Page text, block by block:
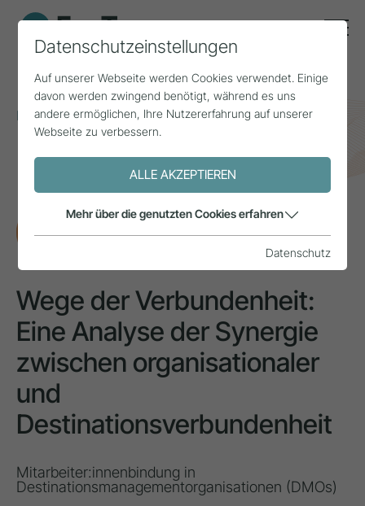
Home Themen
Arbeitskräfte
Wege der Verbundenheit: Eine Analyse der Synergie
zwischen organisationaler und
Destinationsverbundenheit
FORSCHUNG
Wege der Verbundenheit:
Eine Analyse der Synergie
zwischen organisationaler
und
Destinationsverbundenheit
Mitarbeiter:innenbindung in
Destinationsmanagementorganisationen (DMOs)
Datenschutzeinstellungen
Auf unserer Webseite werden Cookies verwendet. Einige
davon werden zwingend benötigt, während es uns
andere ermöglichen, Ihre Nutzererfahrung auf unserer
Webseite zu verbessern.
ALLE AKZEPTIEREN
Mehr über die genutzten Cookies erfahren
Datenschutz